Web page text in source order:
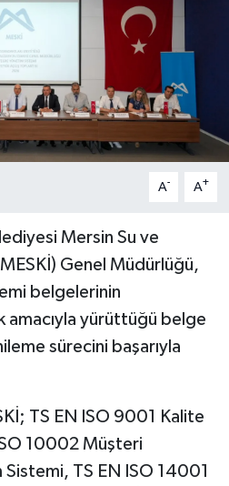
A- A+
Mersin Su ve
Genel Müdürlüğü,
belgelerinin
amacıyla yürüttüğü belge
sürecini başarıyla
TS EN ISO 9001 Kalite
10002 Müşteri
TS EN ISO 14001